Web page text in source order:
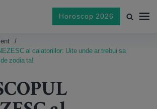
Horoscop 2026
al calatoriilor: Uite unde ar trebui sa
zodia ta!